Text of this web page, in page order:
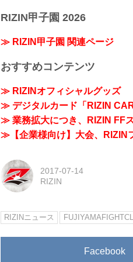
RIZIN甲子園 2026
≫ RIZIN甲子園 関連ページ
おすすめコンテンツ
≫ RIZINオフィシャルグッズ
≫ デジタルカード「RIZIN
≫ 業務拡大につき、RIZIN FF
≫【企業様向け】大会、RIZIN
2017-07-14
RIZIN
RIZINニュース
Facebook